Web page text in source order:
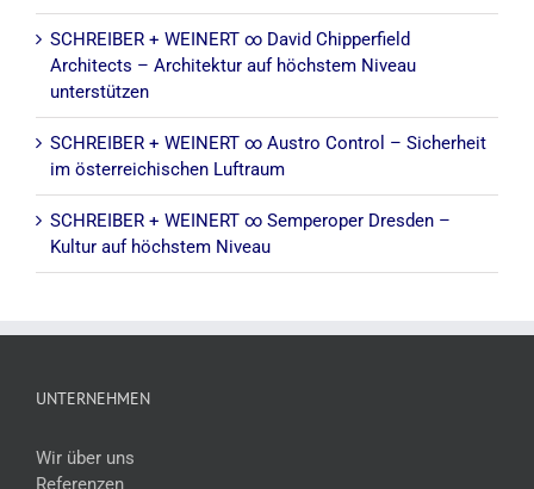
SCHREIBER + WEINERT ∞ David Chipperfield
Architects – Architektur auf höchstem Niveau
unterstützen
SCHREIBER + WEINERT ∞ Austro Control – Sicherheit
im österreichischen Luftraum
SCHREIBER + WEINERT ∞ Semperoper Dresden –
Kultur auf höchstem Niveau
UNTERNEHMEN
Wir über uns
Referenzen